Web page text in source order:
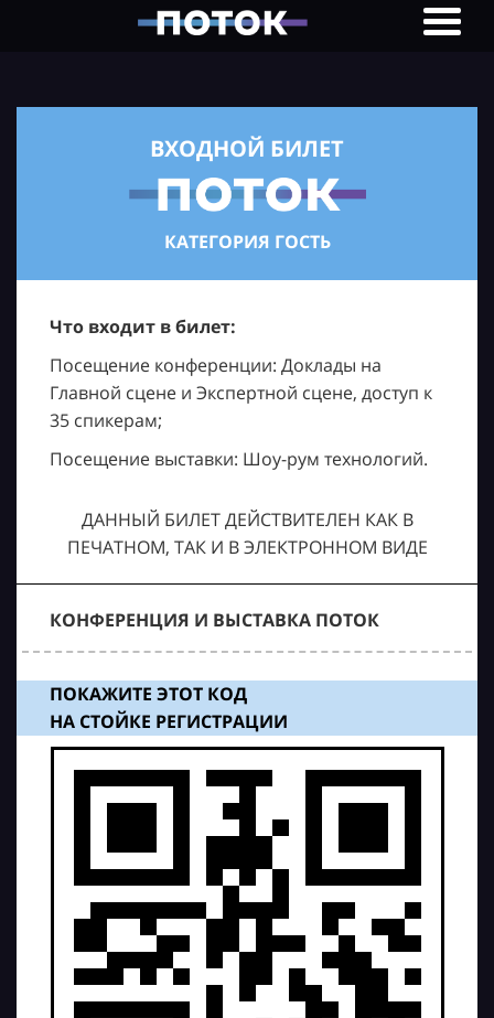
ВХОДНОЙ БИЛЕТ
КАТЕГОРИЯ ГОСТЬ
Что входит в билет:
Посещение конференции: Доклады на
Главной сцене и Экспертной сцене, доступ к
35 спикерам;
Посещение выставки: Шоу-рум технологий.
ДАННЫЙ БИЛЕТ ДЕЙСТВИТЕЛЕН КАК В
ПЕЧАТНОМ, ТАК И В ЭЛЕКТРОННОМ ВИДЕ
КОНФЕРЕНЦИЯ И ВЫСТАВКА ПОТОК
ПОКАЖИТЕ ЭТОТ КОД
НА СТОЙКЕ РЕГИСТРАЦИИ